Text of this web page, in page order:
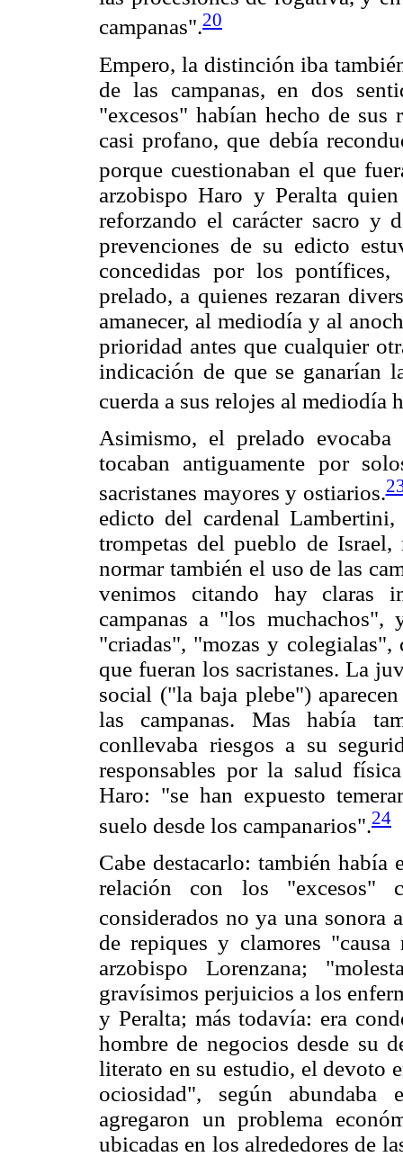
campanas".20
Empero, la distinción iba
de las campanas, en dos
"excesos" habían hecho de
casi profano, que debía
porque cuestionaban el que
arzobispo Haro y Peralta
reforzando el carácter sacro y
prevenciones de su edicto
concedidas por los
prelado, a quienes rezaran
amanecer, al mediodía y al
prioridad antes que cualquier
indicación de que se ganarían
cuerda a sus relojes al mediodía
Asimismo, el prelado
tocaban antiguamente por
sacristanes mayores y ostiarios.
edicto del cardenal
trompetas del pueblo de
normar también el uso de las
venimos citando hay claras
campanas a "los
"criadas", "mozas y colegialas",
que fueran los sacristanes. La
social ("la baja plebe")
las campanas. Mas había
conllevaba riesgos a su
responsables por la salud
Haro: "se han expuesto
suelo desde los campanarios".24
Cabe destacarlo: también
relación con los "excesos"
considerados no ya una sonora
de repiques y clamores
arzobispo Lorenzana;
gravísimos perjuicios a los
y Peralta; más todavía: era
hombre de negocios desde su
literato en su estudio, el devoto
ociosidad", según
agregaron un problema
ubicadas en los alrededores de